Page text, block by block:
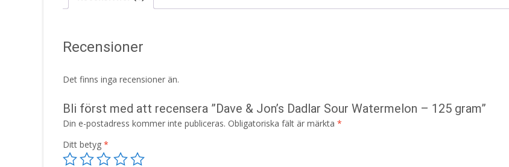
Recensioner
Det finns inga recensioner än.
Bli först med att recensera ”Dave & Jon’s Dadlar Sour Watermelon – 125 gram”
Din e-postadress kommer inte publiceras. Obligatoriska fält är märkta *
Ditt betyg *